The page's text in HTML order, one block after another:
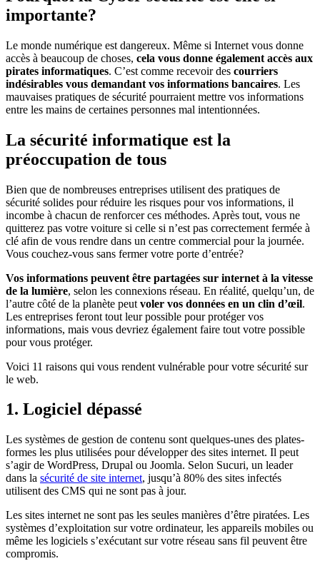
importante?
Le monde numérique est dangereux. Même si Internet vous donne
accès à beaucoup de choses, cela vous donne également accès aux
pirates informatiques. C’est comme recevoir des courriers
indésirables vous demandant vos informations bancaires. Les
mauvaises pratiques de sécurité pourraient mettre vos informations
entre les mains de certaines personnes mal intentionnées.
La sécurité informatique est la
préoccupation de tous
Bien que de nombreuses entreprises utilisent des pratiques de
sécurité solides pour réduire les risques pour vos informations, il
incombe à chacun de renforcer ces méthodes. Après tout, vous ne
quitterez pas votre voiture si celle si n’est pas correctement fermée à
clé afin de vous rendre dans un centre commercial pour la journée.
Vous couchez-vous sans fermer votre porte d’entrée?
Vos informations peuvent être partagées sur internet à la vitesse
de la lumière, selon les connexions réseau. En réalité, quelqu’un, de
l’autre côté de la planète peut voler vos données en un clin d’œil.
Les entreprises feront tout leur possible pour protéger vos
informations, mais vous devriez également faire tout votre possible
pour vous protéger.
Voici 11 raisons qui vous rendent vulnérable pour votre sécurité sur
le web.
1. Logiciel dépassé
Les systèmes de gestion de contenu sont quelques-unes des plates-
formes les plus utilisées pour développer des sites internet. Il peut
s’agir de WordPress, Drupal ou Joomla. Selon Sucuri, un leader
dans la sécurité de site internet, jusqu’à 80% des sites infectés
utilisent des CMS qui ne sont pas à jour.
Les sites internet ne sont pas les seules manières d’être piratées. Les
systèmes d’exploitation sur votre ordinateur, les appareils mobiles ou
même les logiciels s’exécutant sur votre réseau sans fil peuvent être
compromis.